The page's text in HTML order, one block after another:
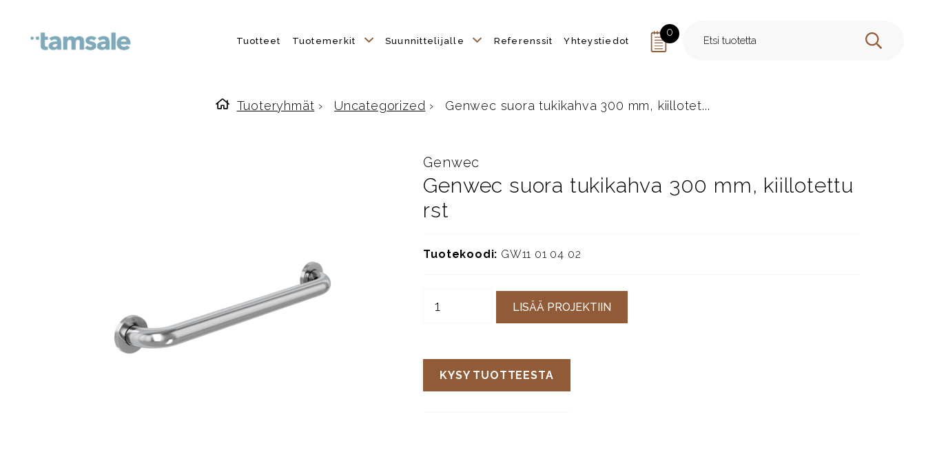
Tuotteet Tuotemerkit Suunnittelijalle Referenssit Yhteystiedot
0
HAE
Etusivulle
Tuoteryhmät › Uncategorized › Genwec suora tukikahva 300 mm, kiillotet...
Genwec
Genwec suora tukikahva 300 mm, kiillotettu
rst
Tuotekoodi: GW11 01 04 02
LISÄÄ PROJEKTIIN
KYSY TUOTTEESTA